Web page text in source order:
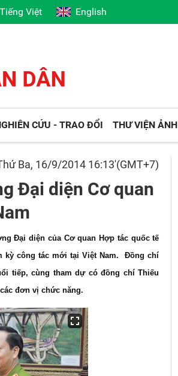
Tiếng Việt English
CỨU - TRAO ĐỔI THƯ VIỆN ẢNH
Ba, 16/9/2014 16:13'(GMT+7)
Đại diện Cơ quan
Đại diện của Cơ quan Hợp tác quốc tế
kỳ công tác mới tại Việt Nam. Đồng chí
tiếp, cùng tham dự có đồng chí Thiếu
đơn vị chức năng.